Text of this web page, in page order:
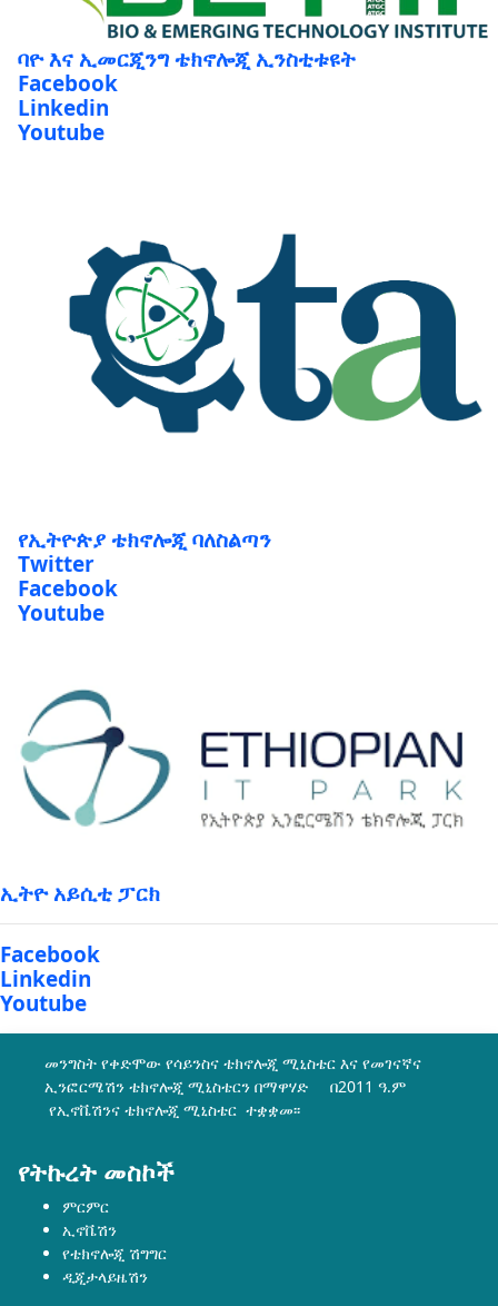
ባዮ እና ኢመርጂንግ ቴክኖሎጂ ኢንስቲቱዩት
Facebook
Linkedin
Youtube
የኢትዮጵያ ቴክኖሎጂ ባለስልጣን
Twitter
Facebook
Youtube
ኢትዮ አይሲቲ ፓርክ
Facebook
Linkedin
Youtube
መንግስት የቀድሞው የሳይንስና ቴክኖሎጂ ሚኒስቴር እና የመገናኛና
ኢንፎርሜሽን ቴክኖሎጂ ሚኒስቴርን በማዋሃድ በ2011 ዓ.ም
የኢኖቬሽንና ቴክኖሎጂ ሚኒስቴር ተቋቋመ፡፡
የትኩረት መስኮች
ምርምር
ኢኖቬሽን
የቴክኖሎጂ ሽግግር
ዲጂታላይዜሽን